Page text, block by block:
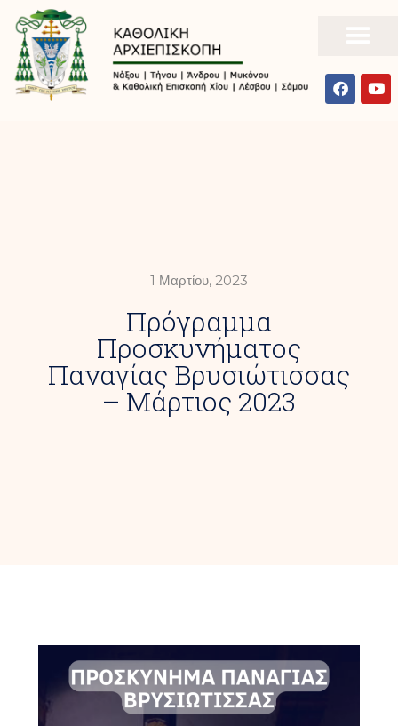
1 Μαρτίου, 2023
Πρόγραμμα
Προσκυνήματος
Παναγίας Βρυσιώτισσας
– Μάρτιος 2023